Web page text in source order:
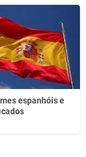
espanhóis e